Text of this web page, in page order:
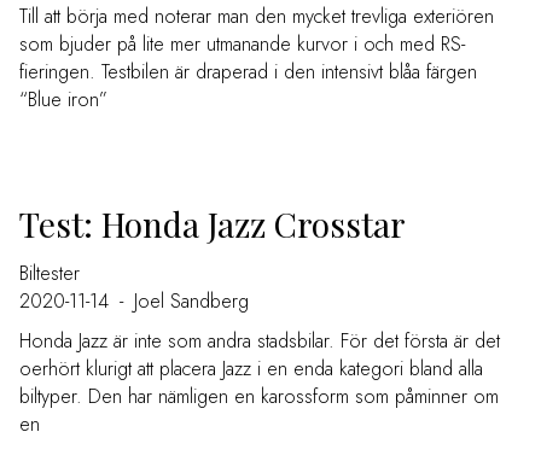
Till att börja med noterar man den mycket trevliga exteriören
som bjuder på lite mer utmanande kurvor i och med RS-
fieringen. Testbilen är draperad i den intensivt blåa färgen
“Blue iron”
Test: Honda Jazz Crosstar
Biltester
2020-11-14 - Joel Sandberg
Honda Jazz är inte som andra stadsbilar. För det första är det
oerhört klurigt att placera Jazz i en enda kategori bland alla
biltyper. Den har nämligen en karossform som påminner om
en